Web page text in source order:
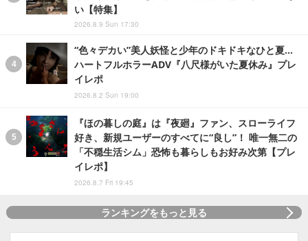
い【特集】
2026.8.9 Sun 17:30
“色々デカい”美人妖怪と少年のドキドキなひと夏…
ハートフルホラーADV『八尺様がいた夏休み』プレ
イレポ
2026.8.2 Sun 19:00
『ほの暮しの庭』は『夜廻』ファン、スローライフ
好き、新規ユーザーのすべてに“良し”！ 唯一無二の
「不穏生活シム」恐怖も暮らしもお好み次第【プレ
イレポ】
2026.8.7 Fri 19:45
ランキングをもっと見る